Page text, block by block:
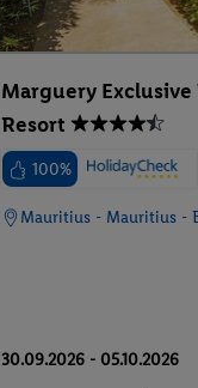
Marguery
Resort
100%
Mauritius - Mauritius -
30.09.2026 - 05.10.2026